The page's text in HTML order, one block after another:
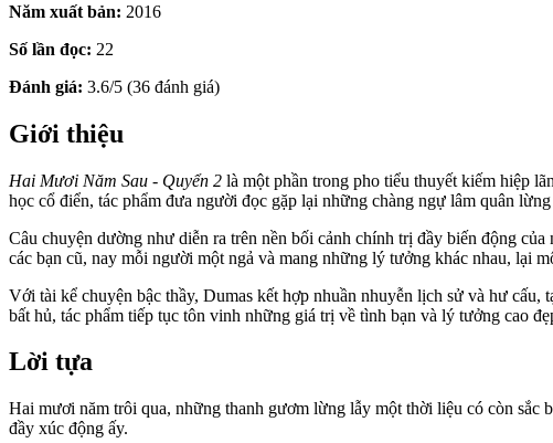
Năm xuất bản: 2016
Số lần đọc: 22
Đánh giá: 3.6/5 (36 đánh giá)
Giới thiệu
Hai Mươi Năm Sau - Quyển 2 là một phần trong pho tiểu thuyết kiếm hiệp
học cổ điển, tác phẩm đưa người đọc gặp lại những chàng ngự lâm quân
Câu chuyện dường như diễn ra trên nền bối cảnh chính trị đầy biến động
các bạn cũ, nay mỗi người một ngả và mang những lý tưởng khác nhau, lại
Với tài kể chuyện bậc thầy, Dumas kết hợp nhuần nhuyễn lịch sử và hư
bất hủ, tác phẩm tiếp tục tôn vinh những giá trị về tình bạn và lý tưởng cao
Lời tựa
Hai mươi năm trôi qua, những thanh gươm lừng lẫy một thời liệu có còn sắc
đầy xúc động ấy.